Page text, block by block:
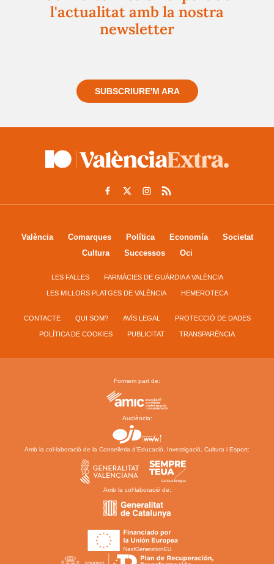
l'actualitat amb la nostra
newsletter
SUBSCRIURE'M ARA
València Comarques Política Economía
Societat
Cultura
Successos Oci
LES FALLES FARMÀCIES DE GUÀRDIA A VALÈNCIA
LES MILLORS PLATGES DE VALÈNCIA HEMEROTECA
CONTACTE QUI SOM? AVÍS LEGAL PROTECCIÓ DE DADES
POLÍTICA DE COOKIES PUBLICITAT TRANSPARÈNCIA
Formem part de:
Audiència:
Amb la col·laboració de la Conselleria d’Educació, Investigació, Cultura i Esport:
Amb la col·laboració de: